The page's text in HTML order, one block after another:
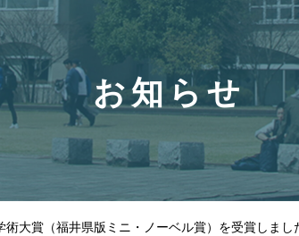
お知らせ
大賞（福井県版ミニ・ノーベル賞）を受賞しまし